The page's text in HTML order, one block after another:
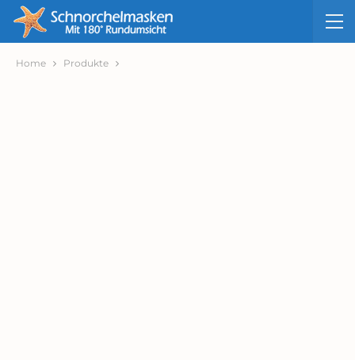
Home Produkte